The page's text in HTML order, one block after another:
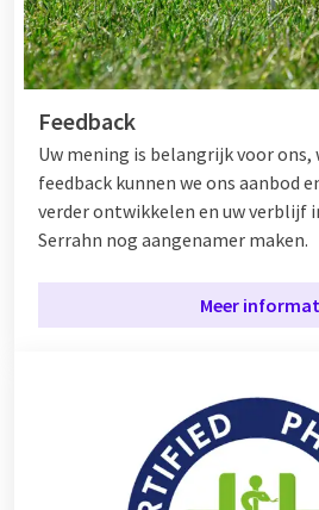
Feedback
Uw mening is belangrijk voor
feedback kunnen we ons aanbod
verder ontwikkelen en uw verblijf
Serrahn nog aangenamer maken.
Meer